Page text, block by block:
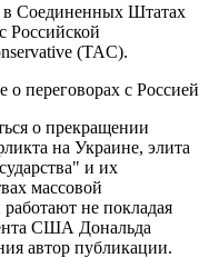
Соединенных Штатах
Российской
(TAC).
о прекращении
на Украине, элита
и их
массовой
не покладая
США Дональда
автор публикации.